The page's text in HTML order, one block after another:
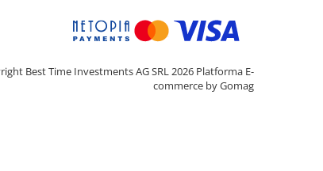
Best Time Investments AG SRL 2026 Platforma E-
commerce by Gomag